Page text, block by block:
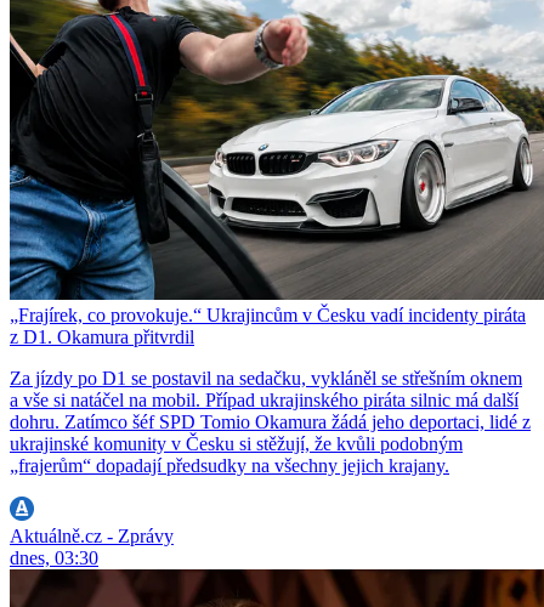
„Frajírek, co provokuje.“ Ukrajincům v Česku vadí incidenty piráta
z D1. Okamura přitvrdil
Za jízdy po D1 se postavil na sedačku, vykláněl se střešním oknem
a vše si natáčel na mobil. Případ ukrajinského piráta silnic má další
dohru. Zatímco šéf SPD Tomio Okamura žádá jeho deportaci, lidé z
ukrajinské komunity v Česku si stěžují, že kvůli podobným
„frajerům“ dopadají předsudky na všechny jejich krajany.
Aktuálně.cz - Zprávy
dnes, 03:30